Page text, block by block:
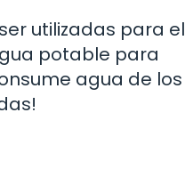
utilizadas para el
potable para
agua de los